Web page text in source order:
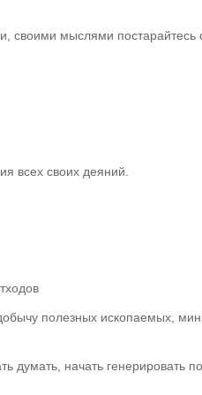
мыслями постарайтесь
всех своих деяний.
полезных ископаемых,
думать, начать генерировать